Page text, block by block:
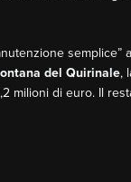
del Quirinale,
milioni di euro. Il